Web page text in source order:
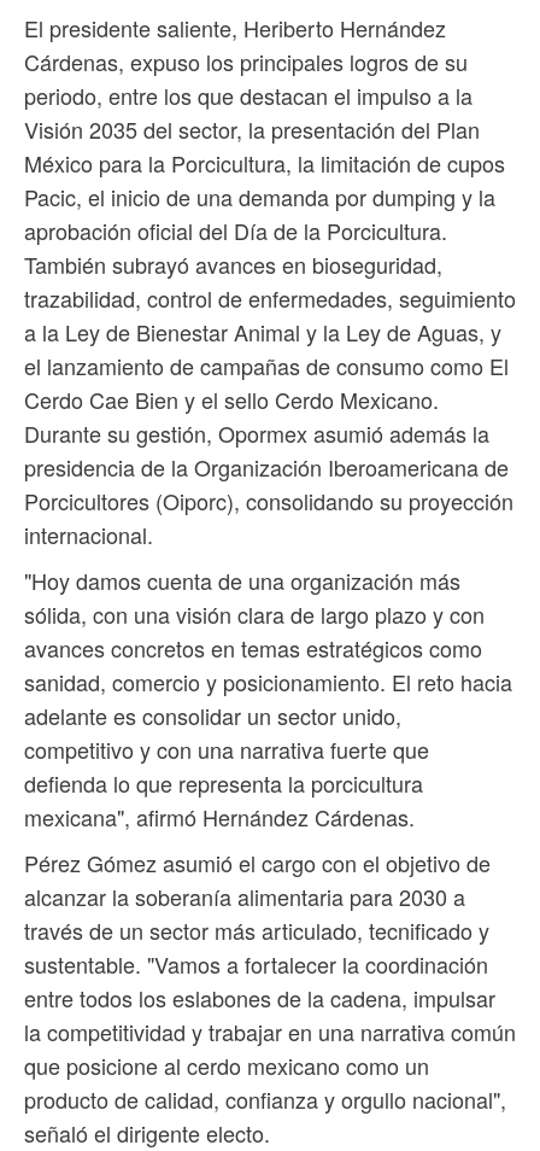
El presidente saliente, Heriberto Hernández
Cárdenas, expuso los principales logros de su
periodo, entre los que destacan el impulso a la
Visión 2035 del sector, la presentación del Plan
México para la Porcicultura, la limitación de cupos
Pacic, el inicio de una demanda por dumping y la
aprobación oficial del Día de la Porcicultura.
También subrayó avances en bioseguridad,
trazabilidad, control de enfermedades, seguimiento
a la Ley de Bienestar Animal y la Ley de Aguas, y
el lanzamiento de campañas de consumo como El
Cerdo Cae Bien y el sello Cerdo Mexicano.
Durante su gestión, Opormex asumió además la
presidencia de la Organización Iberoamericana de
Porcicultores (Oiporc), consolidando su proyección
internacional.
"Hoy damos cuenta de una organización más
sólida, con una visión clara de largo plazo y con
avances concretos en temas estratégicos como
sanidad, comercio y posicionamiento. El reto hacia
adelante es consolidar un sector unido,
competitivo y con una narrativa fuerte que
defienda lo que representa la porcicultura
mexicana", afirmó Hernández Cárdenas.
Pérez Gómez asumió el cargo con el objetivo de
alcanzar la soberanía alimentaria para 2030 a
través de un sector más articulado, tecnificado y
sustentable. "Vamos a fortalecer la coordinación
entre todos los eslabones de la cadena, impulsar
la competitividad y trabajar en una narrativa común
que posicione al cerdo mexicano como un
producto de calidad, confianza y orgullo nacional",
señaló el dirigente electo.